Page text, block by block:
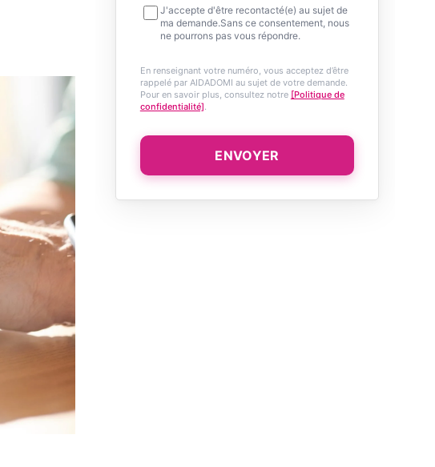
J'accepte d'être recontacté(e) au sujet de
ma demande.Sans ce consentement, nous
ne pourrons pas vous répondre.
En renseignant votre numéro, vous acceptez d’être
rappelé par AIDADOMI au sujet de votre demande.
Pour en savoir plus, consultez notre [Politique de
confidentialité]